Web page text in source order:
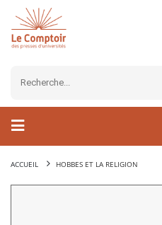
ACCUEIL HOBBES ET LA RELIGION